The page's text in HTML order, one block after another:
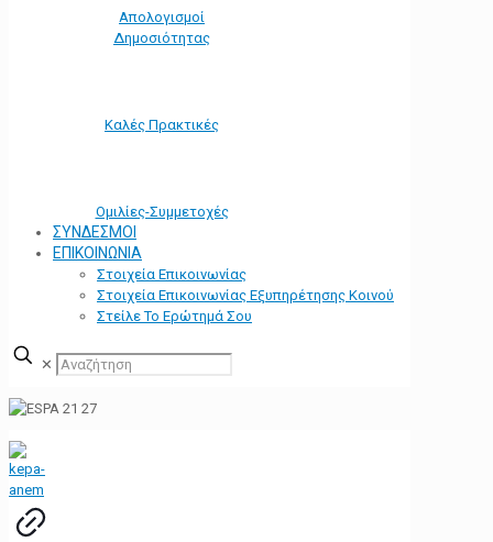
Απολογισμοί
Δημοσιότητας
Καλές Πρακτικές
Ομιλίες-Συμμετοχές
ΣΥΝΔΕΣΜΟΙ
ΕΠΙΚΟΙΝΩΝΙΑ
Στοιχεία Επικοινωνίας
Στοιχεία Επικοινωνίας Εξυπηρέτησης Κοινού
Στείλε Το Ερώτημά Σου
✕